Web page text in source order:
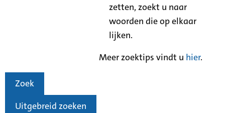
zetten, zoekt u naar
woorden die op elkaar
lijken.
Meer zoektips vindt u hier.
Zoek
Uitgebreid zoeken